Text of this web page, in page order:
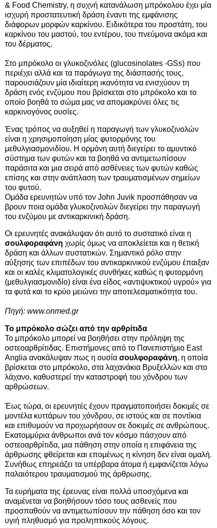
& Food Chemistry, η συχνή κατανάλωση μπρόκολου έχει μία
ισχυρή προστατευτική δράση έναντι της εμφάνισης
διάφορων μορφών καρκίνου. Ειδικότερα του προστάτη, του
καρκίνου του μαστού, του εντέρου, του πνεύμονα ακόμα και
του δέρματος.
Στο μπρόκολο οι γλυκοζινόλες (glucosinolates -GSs) που
περιέχει αλλά και τα παράγωγα της διάσπασής τους,
παρουσιάζουν μία ιδιαίτερη ικανότητα να ενισχύουν τη
δράση ενός ενζύμου που βρίσκεται στο μπρόκολο και το
οποίο βοηθά το σώμα μας να απομακρύνει όλες τις
καρκινογόνος ουσίες.
Ένας τρόπος να αυξηθεί η παραγωγή των γλυκοζινολών
είναι η χρησιμοποίηση μίας φυτορμόνης του
μεθυλγιασμονιδίου. Η ορμόνη αυτή διεγείρει το αμυντικό
σύστημα των φυτών και τα βοηθά να αντιμετωπίσουν
παράσιτα και μια σειρά από ασθένειες των φυτών καθώς
επίσης και στην ανάπλαση των τραυματισμένων σημείων
του φυτού.
Ομάδα ερευνητών υπό τον John Juvik προσπάθησαν να
βρουν ποια ομάδα γλυκοζινολών διεγείρει την παραγωγή
του ενζύμου με αντικαρκινική δράση.
Οι ερευνητές ανακάλυψαν ότι αυτό το συστατικό είναι η
σουλφοραφάνη χωρίς όμως να αποκλείεται και η θετική
δράση και άλλων συστατικών. Σημαντικό ρόλο στην
αύξησης των επιπέδων του αντικαρκινικού ενζύμου έπαιξαν
και οι καλές κλιματολογικές συνθήκες καθώς η φυτορμόνη
(μεθυλγιασμονιδίο) είναι ένα είδος «αντιψυκτικού υγρού» για
τα φυτά και το κρύο μειώνει την αποτελεσματικότητα του.
Πηγή: www.onmed.gr
Το μπρόκολο σώζει από την αρθρίτιδα
Το μπρόκολο μπορεί να βοηθήσει στην πρόληψη της
οστεοαρθρίτιδας. Επιστήμονες από το Πανεπιστήμιο East
Anglia ανακάλυψαν πως η ουσία σουλφοραφάνη, η οποία
βρίσκεται στο μπρόκολο, στα λαχανάκια Βρυξελλών και στο
λάχανο, καθυστερεί την καταστροφή του χόνδρου των
αρθρώσεων.
Έως τώρα, οι ερευνητές έχουν πραγματοποιήσει δοκιμές σε
μοντέλα κυττάρων του χόνδρου, σε ιστούς και σε ποντίκια
και επιθυμούν να προχωρήσουν σε δοκιμές σε ανθρώπους.
Εκατομμύρια άνθρωποι ανά τον κόσμο πάσχουν από
οστεοαρθρίτιδα, μια πάθηση στην οποία η επιφάνεια της
άρθρωσης φθείρεται και επομένως η κίνηση δεν είναι ομαλή.
Συνήθως επηρεάζει τα υπέρβαρα άτομα ή εμφανίζεται λόγω
παλαιότερου τραυματισμού της άρθρωσης.
Τα ευρήματα της έρευνας είναι πολλά υποσχόμενα και
αναμένεται να βοηθήσουν τόσο τους ασθενείς που
προσπαθούν να αντιμετωπίσουν την πάθηση όσο και τον
υγιή πληθυσμό για προληπτικούς λόγους.